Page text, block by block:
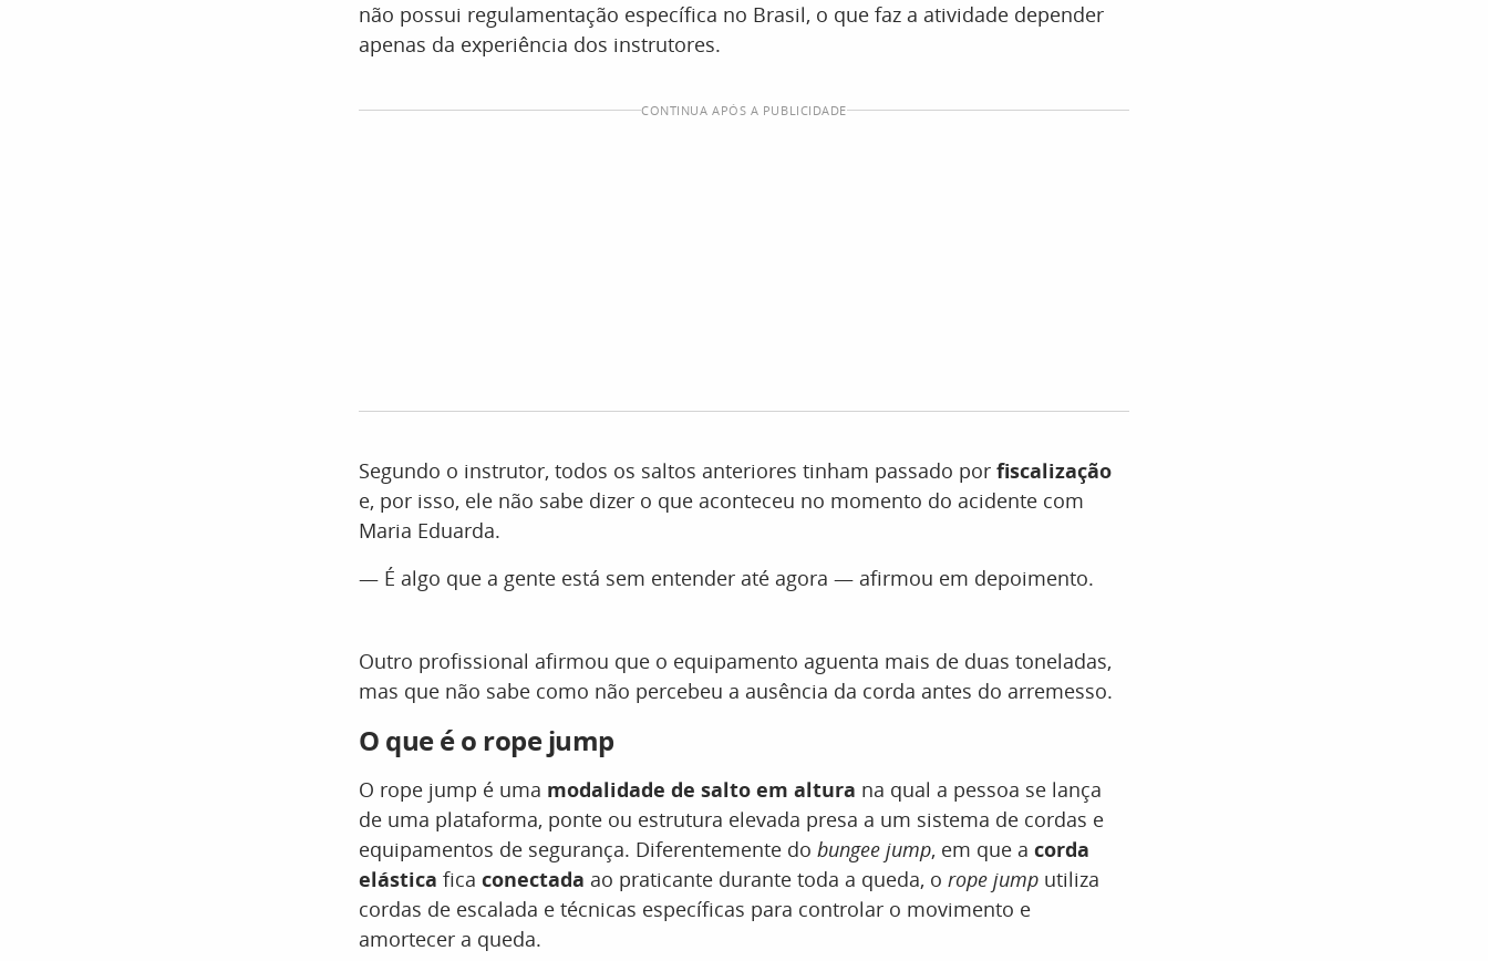
não possui regulamentação específica no Brasil, o que faz a atividade depender
apenas da experiência dos instrutores.
CONTINUA APÓS A PUBLICIDADE
Segundo o instrutor, todos os saltos anteriores tinham passado por fiscalização
e, por isso, ele não sabe dizer o que aconteceu no momento do acidente com
Maria Eduarda.
— É algo que a gente está sem entender até agora — afirmou em depoimento.
Outro profissional afirmou que o equipamento aguenta mais de duas toneladas,
mas que não sabe como não percebeu a ausência da corda antes do arremesso.
O que é o rope jump
O rope jump é uma modalidade de salto em altura na qual a pessoa se lança
de uma plataforma, ponte ou estrutura elevada presa a um sistema de cordas e
equipamentos de segurança. Diferentemente do bungee jump, em que a corda
elástica fica conectada ao praticante durante toda a queda, o rope jump utiliza
cordas de escalada e técnicas específicas para controlar o movimento e
amortecer a queda.